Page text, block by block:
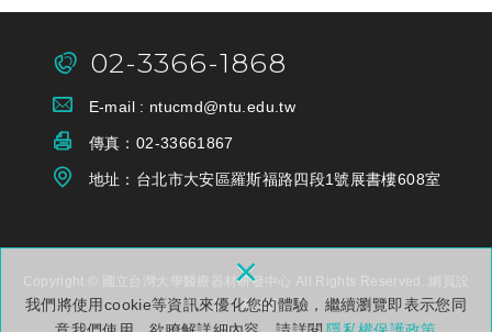
我們將使用cookie等資訊來優化您的體驗，繼續瀏覽即表示您同
×
02-3366-1868
E-mail : ntucmd@ntu.edu.tw
傳真： 02-33661867
地址：台北市大安區羅斯福路四段1號展書樓608室
Copyright © 國立台灣大學醫療器材研發中心 All Rights Reserved.
網頁設
計: 多米諾